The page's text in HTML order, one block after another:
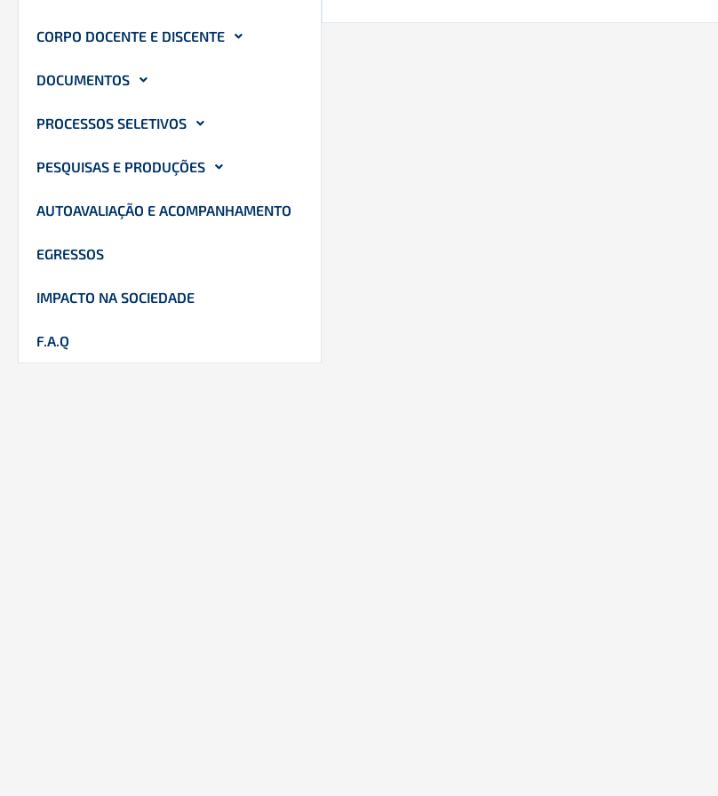
CORPO DOCENTE E DISCENTE
DOCUMENTOS
PROCESSOS SELETIVOS
PESQUISAS E PRODUÇÕES
AUTOAVALIAÇÃO E ACOMPANHAMENTO
EGRESSOS
IMPACTO NA SOCIEDADE
F.A.Q